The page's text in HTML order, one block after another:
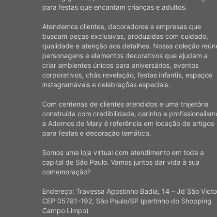
para festas que encantam crianças e adultos.
Atendemos clientes, decoradores e empresas que
buscam peças exclusivas, produzidas com cuidado,
qualidade e atenção aos detalhes. Nossa coleção
personagens e elementos decorativos que ajudam a
criar ambientes únicos para aniversários, eventos
corporativos, chás revelação, festas infantis, espaços
instagramáveis e celebrações especiais.
Com centenas de clientes atendidos e uma trajetória
construída com credibilidade, carinho e
a Adornos de Mary é referência em locação de artigos
para festas e decoração temática.
Somos uma loja virtual com atendimento em toda a
capital de São Paulo. Vamos juntos dar vida à sua
comemoração?
Endereço: Travessa Agostinho Badia, 14 – Jd São
CEP 05781-192, São Paulo/SP (pertinho do Shopping
Campo Limpo)